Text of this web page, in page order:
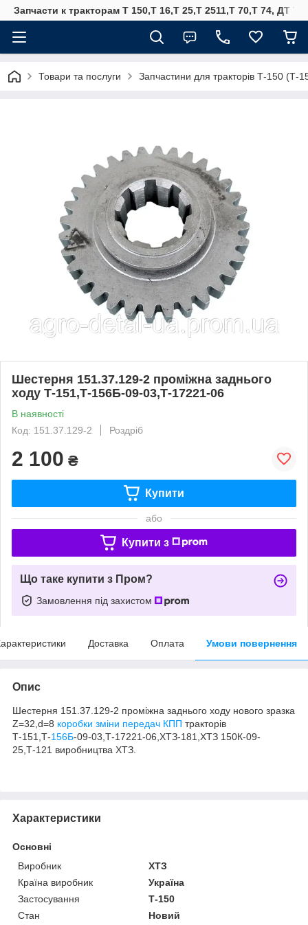
Запчасти к тракторам Т 150,Т 16,Т 25,Т 2511,Т 70,Т 74, ДТ
Товари та послуги Запчастини для тракторів Т-150
Шестерня 151.37.129-2 проміжна заднього
ходу Т-151,Т-156Б-09-03,Т-17221-06
В наявності
Код: 151.37.129-2
Роздріб
2 100 ₴
Купити
або
Купити з
Що таке купити з Пром?
Замовлення під захистом
Доставка Оплата Умови повернення
Опис
Шестерня 151.37.129-2 проміжна заднього ходу нового зразка
Z=32,d=8 коробки зміни передач КПП тракторів
Т-151,Т-156Б-09-03,Т-17221-06,ХТЗ-181,ХТЗ 150К-09-
25,Т-121 виробництва ХТЗ.
Характеристики
Основні
Виробник
ХТЗ
Країна виробник
Україна
Застосування
Т-150
Стан
Новий